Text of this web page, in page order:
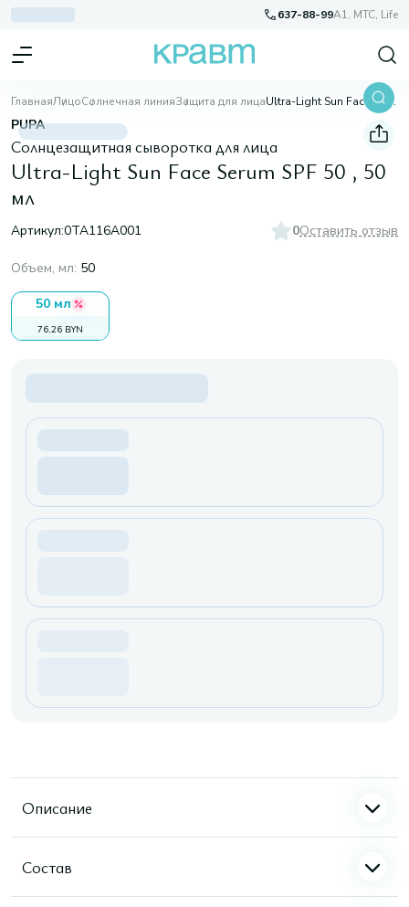
637-88-99A1, МТС, Life
ГлавнаяЛицоСолнечная линияЗащита для лица Ultra-Light Sun Face Serum SPF 50 , 50 мл
PUPA
Солнцезащитная сыворотка для лица
Ultra-Light Sun Face Serum SPF 50 , 50
мл
Артикул:0TA116A001 0Оставить отзыв
Объем, мл: 50
50 мл
76,26 BYN
Описание
Состав